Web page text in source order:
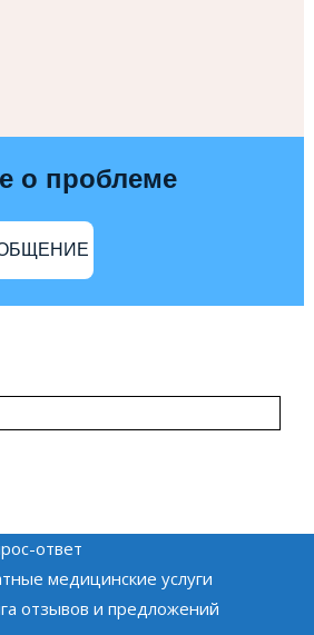
о проблеме
ответ
медицинские услуги
отзывов и предложений